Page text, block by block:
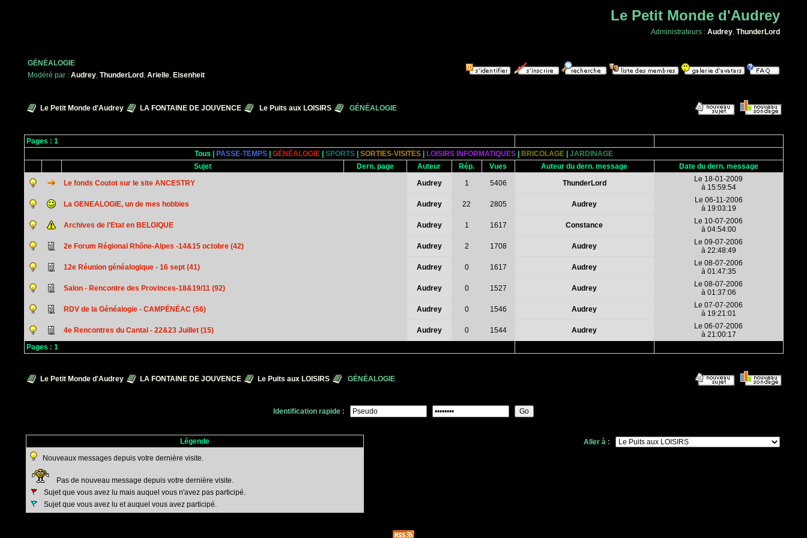
Le Petit Monde d'Audrey
Administrateurs : Audrey, ThunderLord
GÉNÉALOGIE
Modéré par : Audrey, ThunderLord , Arielle, Eisenheit
Le Petit Monde d'Audrey LA FONTAINE DE JOUVENCE Le Puits aux LOISIRS GÉNÉALOGIE
Pages : 1
Tous
PASSE-TEMPS| GÉNÉALOGIE| SPORTS| SORTIES-VISITES| LOISIRS INFORMATIQUES| BRICOLAGE| JARDINAGE
Sujet
Dern. page Auteur Rép. Vues Auteur du dern. message
Date du dern. message
Le fonds Coutot sur le site ANCESTRY
Audrey 1 5406 ThunderLord
Le 18-01-2009
à 15:59:54
La GENEALOGIE, un de mes hobbies
Audrey 22 2805 Audrey
Le 06-11-2006
à 19:03:19
Archives de l'Etat en BELGIQUE
Audrey 1 1617 Constance
Le 10-07-2006
à 04:54:00
2e Forum Régional Rhône-Alpes -14&15 octobre (42)
Audrey 2 1708 Audrey
Le 09-07-2006
à 22:48:49
12e Réunion généalogique - 16 sept (41)
Audrey 0 1617 Audrey
Le 08-07-2006
à 01:47:35
Salon - Rencontre des Provinces-18&19/11 (92)
Audrey 0 1527 Audrey
Le 08-07-2006
à 01:37:06
RDV de la Généalogie - CAMPÉNÉAC (56)
Audrey 0 1546 Audrey
Le 07-07-2006
à 19:21:01
4e Rencontres du Cantal - 22&23 Juillet (15)
Audrey 0 1544 Audrey
Le 06-07-2006
à 21:00:17
Pages : 1
Le Petit Monde d'Audrey LA FONTAINE DE JOUVENCE Le Puits aux LOISIRS GÉNÉALOGIE
Identification rapide :
Légende
Nouveaux messages depuis votre dernière visite.
Pas de nouveau message depuis votre dernière visite.
Sujet que vous avez lu mais auquel vous n'avez pas participé.
Sujet que vous avez lu et auquel vous avez participé.
Aller à :